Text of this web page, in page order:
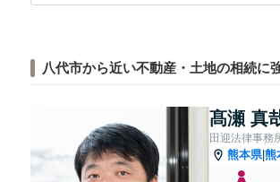
八代市から近い不動産・土地の相続に
髙瀬 真
田迎法律事務
熊本県|熊